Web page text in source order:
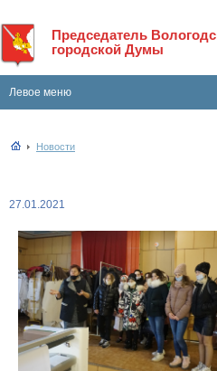
Председатель
городской Думы
Левое меню
Новости
27.01.2021